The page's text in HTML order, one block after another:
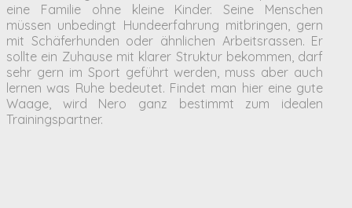
eine Familie ohne kleine Kinder. Seine Menschen
müssen unbedingt Hundeerfahrung mitbringen, gern
mit Schäferhunden oder ähnlichen Arbeitsrassen. Er
sollte ein Zuhause mit klarer Struktur bekommen, darf
sehr gern im Sport geführt werden, muss aber auch
lernen was Ruhe bedeutet. Findet man hier eine gute
Waage, wird Nero ganz bestimmt zum idealen
Trainingspartner.